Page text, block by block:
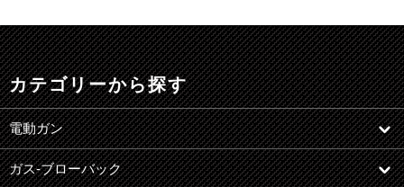
カテゴリーから探す
電動ガン
ガス-ブローバック